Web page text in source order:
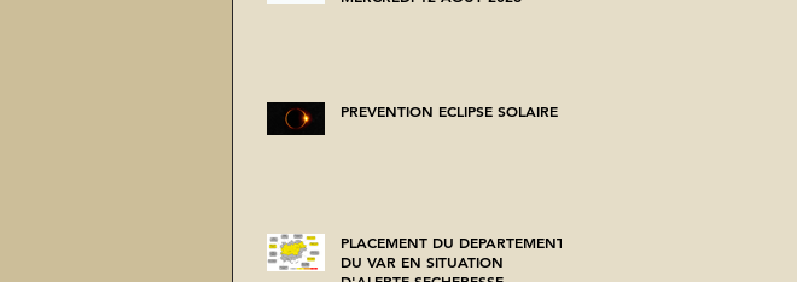
PREVENTION ECLIPSE SOLAIRE
PLACEMENT DU DEPARTEMENT
DU VAR EN SITUATION